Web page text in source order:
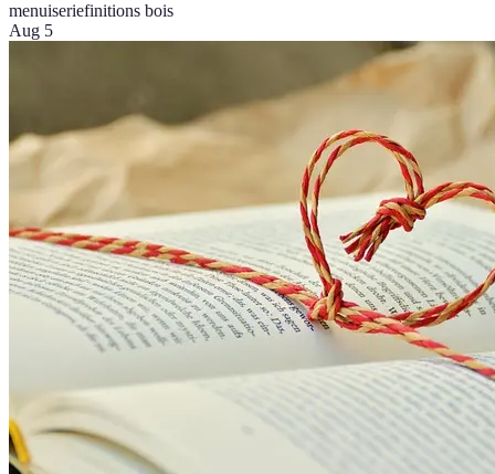
menuiseriefinitions bois
Aug 5